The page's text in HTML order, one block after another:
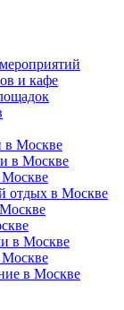
и кафе
в Москве
в Москве
Москве
отдых в Москве
в Москве
Москве
в Москве